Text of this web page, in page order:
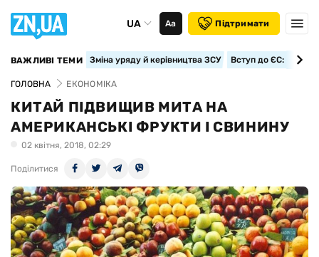
UA Аа Підтримати
ВАЖЛИВІ ТЕМИ Зміна уряду й керівництва ЗСУ Вступ до ЄС:
ГОЛОВНА ЕКОНОМІКА
КИТАЙ ПІДВИЩИВ МИТА НА
АМЕРИКАНСЬКІ ФРУКТИ І СВИНИНУ
02 квiтня, 2018, 02:29
Поділитися